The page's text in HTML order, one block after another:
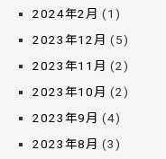
2024年2月 (1)
2023年12月 (5)
2023年11月 (2)
2023年10月 (2)
2023年9月 (4)
2023年8月 (3)